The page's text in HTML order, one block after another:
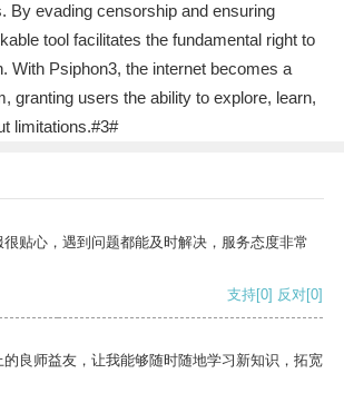
By evading censorship and ensuring
tool facilitates the fundamental right to
With Psiphon3, the internet becomes a
granting users the ability to explore, learn,
limitations.#3#
贴心，遇到问题都能及时解决，服务态度非常
支持[0] 反对[0]
良师益友，让我能够随时随地学习新知识，拓宽